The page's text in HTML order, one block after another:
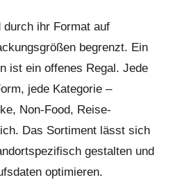
durch ihr Format auf
begrenzt. Ein
ist ein offenes Regal. Jede
jede Kategorie –
Non-Food, Reise-
Das Sortiment lässt sich
gestalten und
optimieren.